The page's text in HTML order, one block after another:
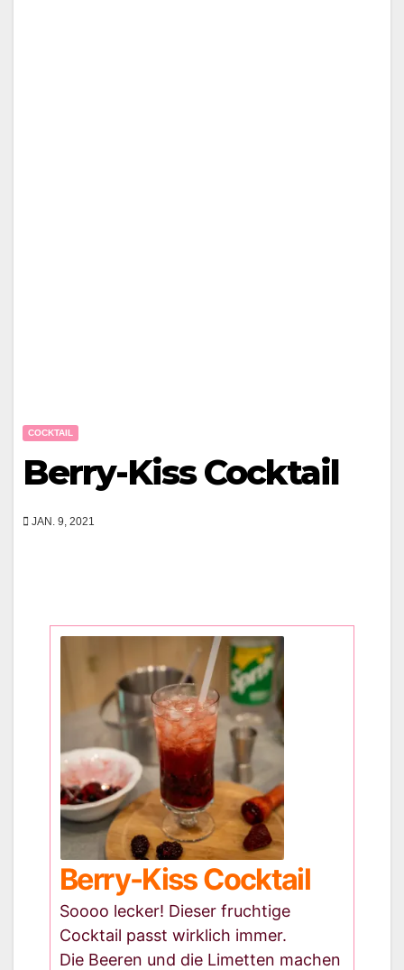
COCKTAIL
Berry-Kiss Cocktail
JAN. 9, 2021
Berry-Kiss Cocktail
Soooo lecker! Dieser fruchtige
Cocktail passt wirklich immer.
Die Beeren und die Limetten machen